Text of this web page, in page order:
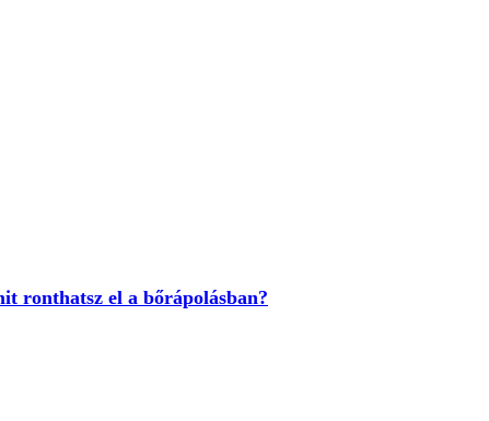
ronthatsz el a bőrápolásban?